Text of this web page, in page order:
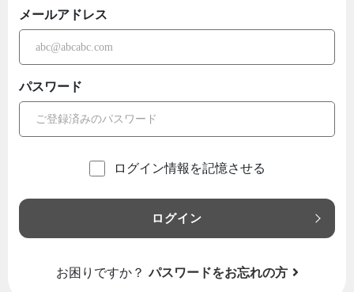
メールアドレス
パスワード
ログイン情報を記憶させる
ログイン
お困りですか？ パスワードをお忘れの方